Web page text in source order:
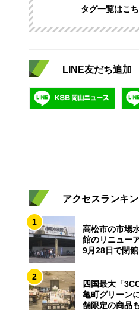
タグ一覧はこ
LINE友だち追加
アクセスランキ
1
高松市の市場
館のリニュー
9月28日で閉館
2
四国最大「
亀町グリーン
舗限定の商品